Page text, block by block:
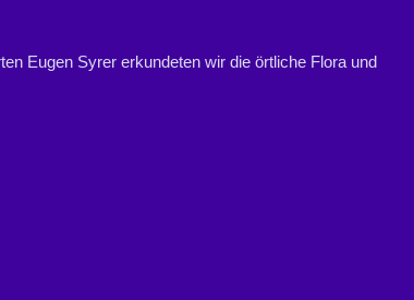
Eugen Syrer erkundeten wir die örtliche Flora und